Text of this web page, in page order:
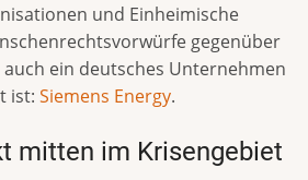
und Einheimische
gegenüber
ein deutsches Unternehmen
ist: Siemens Energy.
mitten im Krisengebiet